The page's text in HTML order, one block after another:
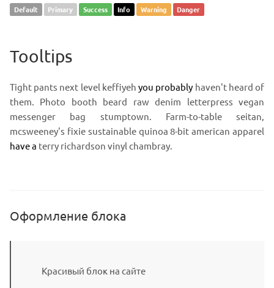
Default Primary Success Info Warning Danger
Tooltips
Tight pants next level keffiyehyou probably haven't heard of
them. Photo booth beard raw denim letterpress vegan
messenger bag stumptown. Farm-to-table seitan,
mcsweeney's fixie sustainable quinoa 8-bit american apparel
have a terry richardson vinyl chambray.
Оформление блока
Красивый блок на сайте